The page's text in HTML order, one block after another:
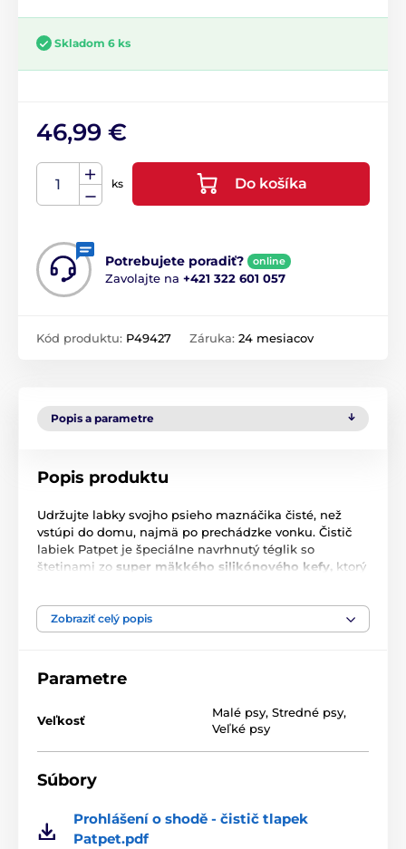
Skladom 6 ks
46,99 €
ks Do košíka
Potrebujete poradiť? online
Zavolajte na +421 322 601 057
Kód produktu: P49427 Záruka: 24 mesiacov
Popis a parametre
Popis produktu
Udržujte labky svojho psieho maznáčika čisté, než
vstúpi do domu, najmä po prechádzke vonku. Čistič
labiek Patpet je špeciálne navrhnutý téglik so
štetinami zo super mäkkého silikónového kefy, ktorý
tichým motorom, ktorý je schopný dosiahnuť rýchlosť
až 200 otáčok za minútu, čo zaistí hĺbkové čistenie
nabíjateľná pomocou USB kábla,
zaistí až 3 hodiny prevádzky.
Rozmery
: vrchná časť meria 8 cm, spodný priestor 6
Zobraziť celý popis
Parametre
Veľkosť
Malé psy, Stredné psy,
Veľké psy
Súbory
Prohlášení o shodě - čistič tlapek
Patpet.pdf